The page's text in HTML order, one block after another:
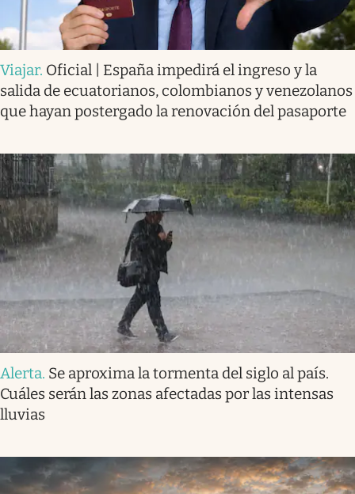
Viajar. Oficial | España impedirá el ingreso y la
salida de ecuatorianos, colombianos y venezolanos
que hayan postergado la renovación del pasaporte
Alerta. Se aproxima la tormenta del siglo al país.
Cuáles serán las zonas afectadas por las intensas
lluvias